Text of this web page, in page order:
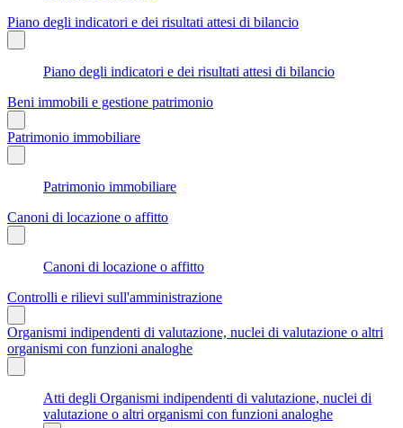
Piano degli indicatori e dei risultati attesi di bilancio
Piano degli indicatori e dei risultati attesi di bilancio
Beni immobili e gestione patrimonio
Patrimonio immobiliare
Patrimonio immobiliare
Canoni di locazione o affitto
Canoni di locazione o affitto
Controlli e rilievi sull'amministrazione
Organismi indipendenti di valutazione, nuclei di valutazione o altri
organismi con funzioni analoghe
Atti degli Organismi indipendenti di valutazione, nuclei di
valutazione o altri organismi con funzioni analoghe